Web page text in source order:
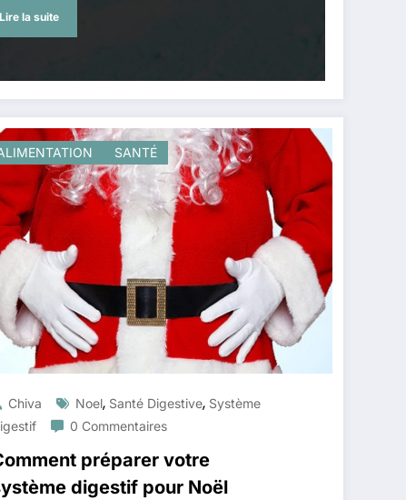
Lire la suite
SANTÉ
Chiva Noel, Santé Digestive, Système
0 Commentaires
préparer votre
digestif pour Noël